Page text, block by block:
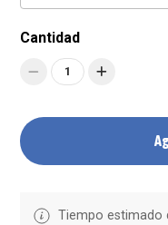
Cantidad
1
Tiempo estimado